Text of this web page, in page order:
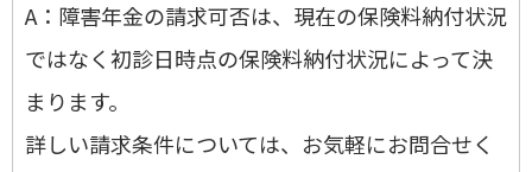
A：障害年金の請求可否は、現在の保険料納付状況
ではなく初診日時点の保険料納付状況によって決
まります。
詳しい請求条件については、お気軽にお問合せく